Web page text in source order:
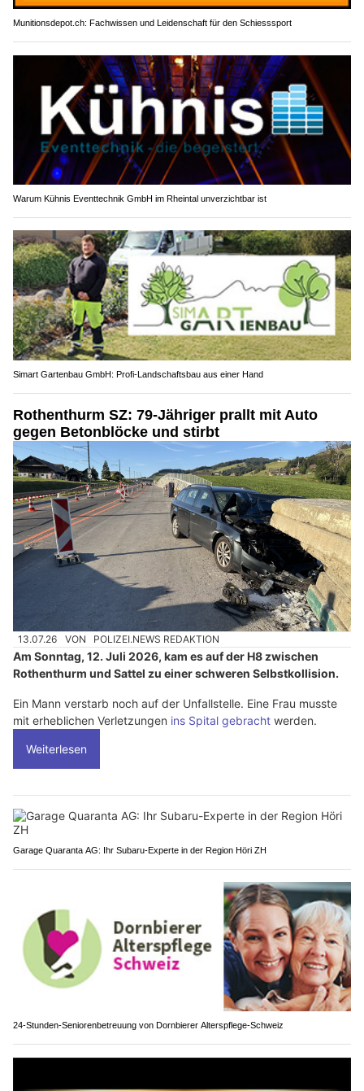
Munitionsdepot.ch: Fachwissen und Leidenschaft für den Schiesssport
Warum Kühnis Eventtechnik GmbH im Rheintal unverzichtbar ist
Simart Gartenbau GmbH: Profi-Landschaftsbau aus einer Hand
Rothenthurm SZ: 79-Jähriger prallt mit Auto
gegen Betonblöcke und stirbt
13.07.26 VON POLIZEI.NEWS REDAKTION
Am Sonntag, 12. Juli 2026, kam es auf der H8 zwischen
Rothenthurm und Sattel zu einer schweren Selbstkollision.
Ein Mann verstarb noch auf der Unfallstelle. Eine Frau musste
mit erheblichen Verletzungen ins Spital gebracht werden.
Weiterlesen
Garage Quaranta AG: Ihr Subaru-Experte in der Region Höri ZH
24-Stunden-Seniorenbetreuung von Dornbierer Alterspflege-Schweiz